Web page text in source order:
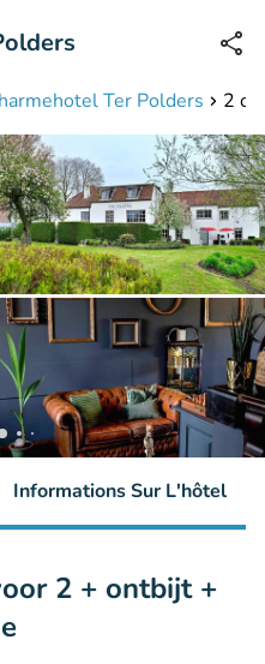
Disponible jusqu'à 23:00 heures
Ter Polders 2
Informations Sur L'hôtel
2 + ontbijt +